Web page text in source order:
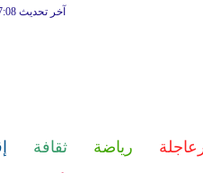
آخر تحديث GMT21:37:08
رياضة ثقافة